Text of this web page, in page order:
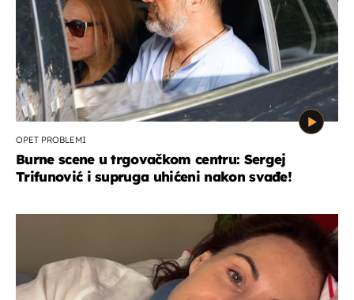
OPET PROBLEMI
Burne scene u trgovačkom centru: Sergej
Trifunović i supruga uhićeni nakon svađe!